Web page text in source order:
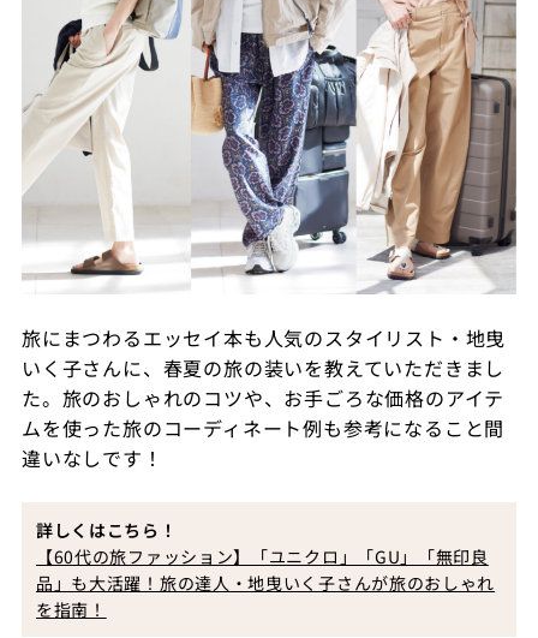
旅にまつわるエッセイ本も人気のスタイリスト・地曳
いく子さんに、春夏の旅の装いを教えていただきまし
た。旅のおしゃれのコツや、お手ごろな価格のアイテ
ムを使った旅のコーディネート例も参考になること間
違いなしです！
詳しくはこちら！
【60代の旅ファッション】「ユニクロ」「GU」「無印良
品」も大活躍！旅の達人・地曳いく子さんが旅のおしゃれ
を指南！